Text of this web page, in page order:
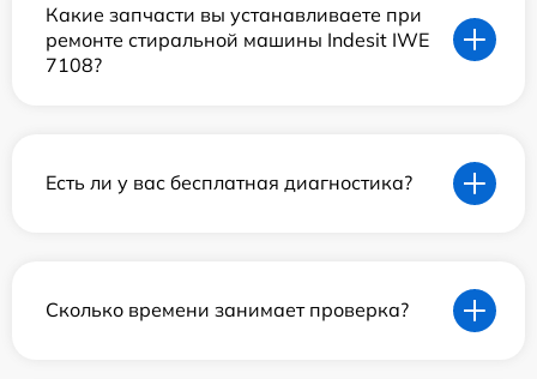
Какие запчасти вы устанавливаете при
ремонте стиральной машины Indesit IWE
7108?
Есть ли у вас бесплатная диагностика?
Сколько времени занимает проверка?